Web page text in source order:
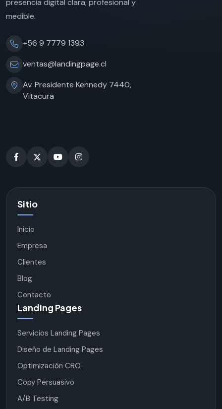
presencia digital clara, profesional y
medible.
+56 9 7779 1393
ventas@landingpage.cl
Av. Presidente Kennedy 7440,
Vitacura
Sitio
Inicio
Empresa
Clientes
Blog
Contacto
Landing Pages
Servicios Landing Pages
Diseño de Landing Pages
Optimización CRO
Copy Persuasivo
A/B Testing